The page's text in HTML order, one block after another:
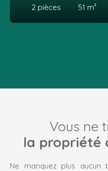
2 pièces 51 m²
Vous ne
la propriété
Ne manquez plus